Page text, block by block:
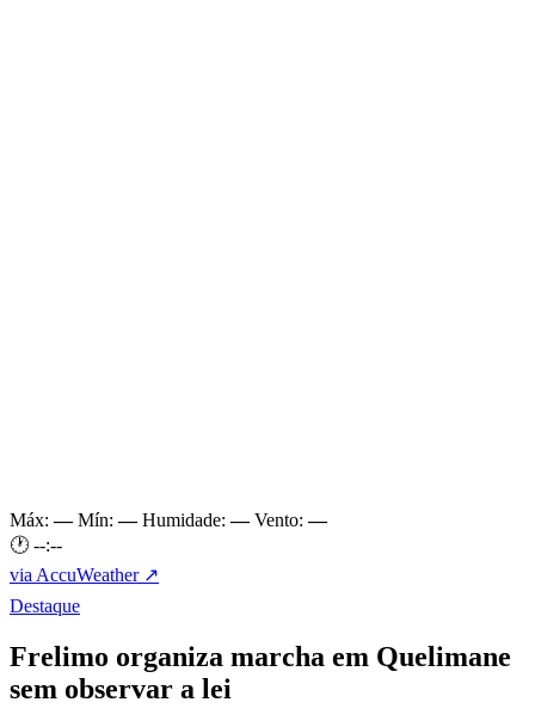
Máx:— Mín:— Humidade:— Vento:—
🕐 --:--
via AccuWeather ↗
Destaque
Frelimo organiza marcha em Quelimane
sem observar a lei